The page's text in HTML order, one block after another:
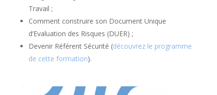
Travail ;
Comment construire son Document Unique
d’Evaluation des Risques (DUER) ;
Devenir Référent Sécurité (découvrez le programme
de cette formation).